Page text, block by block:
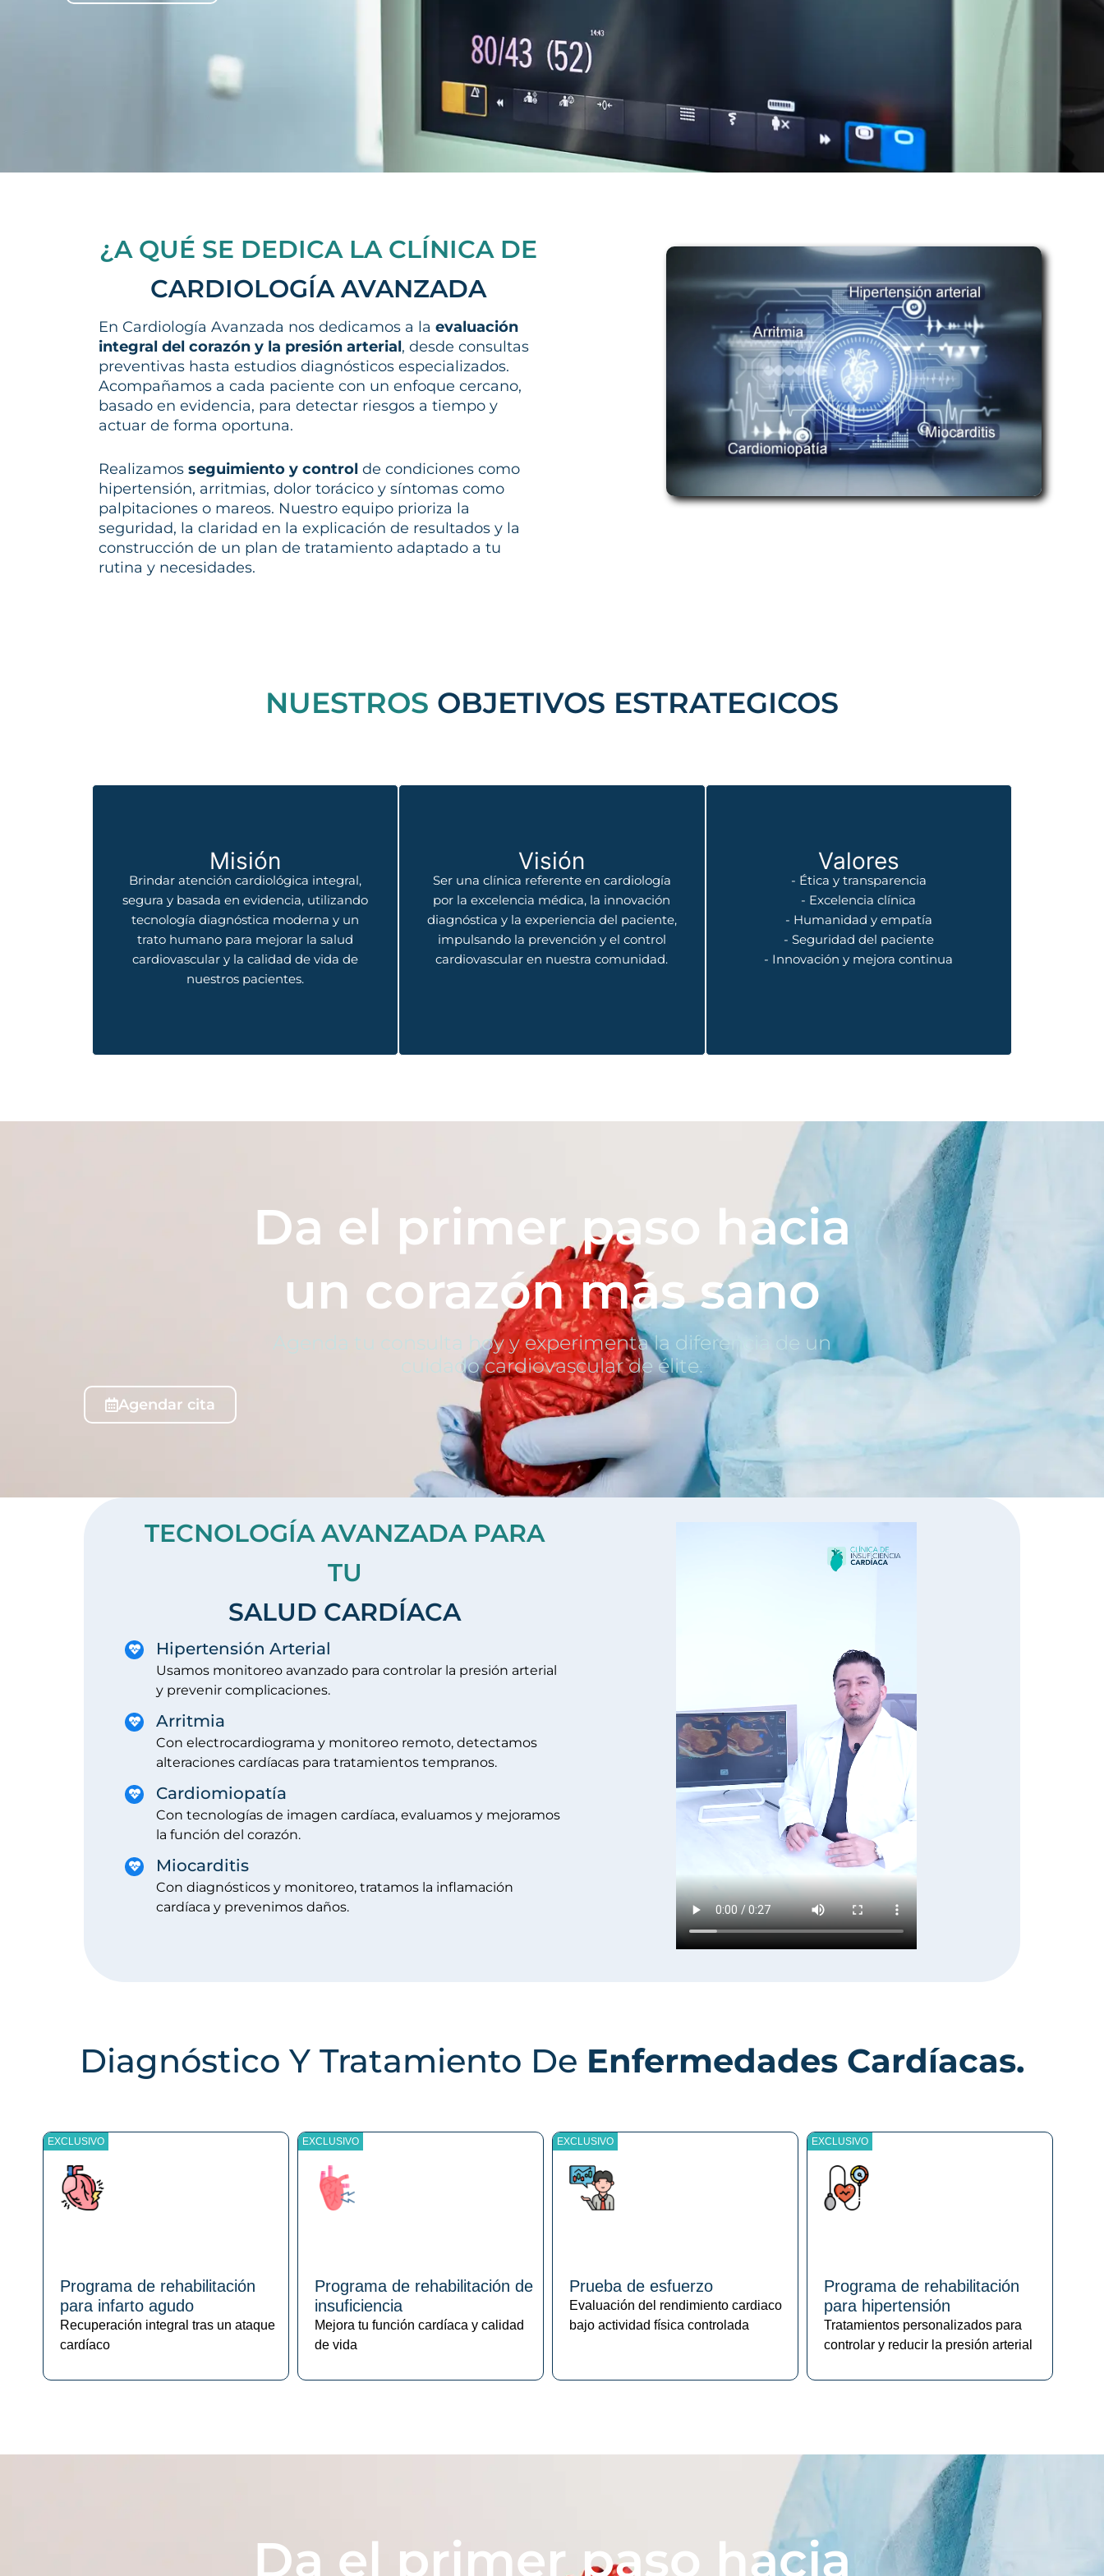
¿A QUÉ SE DEDICA LA CLÍNICA DE
CARDIOLOGÍA AVANZADA
En Cardiología Avanzada nos dedicamos a la evaluación
integral del corazón y la presión arterial, desde consultas
preventivas hasta estudios diagnósticos especializados.
Acompañamos a cada paciente con un enfoque cercano,
basado en evidencia, para detectar riesgos a tiempo y
actuar de forma oportuna.
Realizamos seguimiento y control de condiciones como
hipertensión, arritmias, dolor torácico y síntomas como
palpitaciones o mareos. Nuestro equipo prioriza la
seguridad, la claridad en la explicación de resultados y la
construcción de un plan de tratamiento adaptado a tu
rutina y necesidades.
NUESTROS OBJETIVOS ESTRATEGICOS
Misión
Brindar atención cardiológica integral,
segura y basada en evidencia, utilizando
tecnología diagnóstica moderna y un
trato humano para mejorar la salud
cardiovascular y la calidad de vida de
nuestros pacientes.
Visión
Ser una clínica referente en cardiología
por la excelencia médica, la innovación
diagnóstica y la experiencia del paciente,
impulsando la prevención y el control
cardiovascular en nuestra comunidad.
Valores
- Ética y transparencia
- Excelencia clínica
- Humanidad y empatía
- Seguridad del paciente
- Innovación y mejora continua
Da el primer paso hacia
un corazón más sano
Agenda tu consulta hoy y experimenta la diferencia de un
cuidado cardiovascular de élite.
Agendar cita
TECNOLOGÍA AVANZADA PARA
TU
SALUD CARDÍACA
Hipertensión Arterial
Usamos monitoreo avanzado para controlar la presión arterial
y prevenir complicaciones.
Arritmia
Con electrocardiograma y monitoreo remoto, detectamos
alteraciones cardíacas para tratamientos tempranos.
Cardiomiopatía
Con tecnologías de imagen cardíaca, evaluamos y mejoramos
la función del corazón.
Miocarditis
Con diagnósticos y monitoreo, tratamos la inflamación
cardíaca y prevenimos daños.
Diagnóstico Y Tratamiento De Enfermedades Cardíacas.
Programa de rehabilitación
para infarto agudo
Recuperación integral tras un ataque
cardíaco
EXCLUSIVO
Programa de rehabilitación de
insuficiencia
Mejora tu función cardíaca y calidad
de vida
EXCLUSIVO
Prueba de esfuerzo
Evaluación del rendimiento cardiaco
bajo actividad física controlada
EXCLUSIVO
Programa de rehabilitación
para hipertensión
Tratamientos personalizados para
controlar y reducir la presión arterial
EXCLUSIVO
Da el primer paso hacia